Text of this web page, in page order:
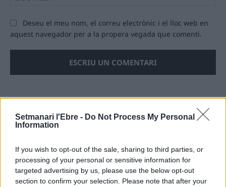
Setmanari l'Ebre - Do Not Process My Personal
Information
If you wish to opt-out of the sale, sharing to third parties, or
processing of your personal or sensitive information for
targeted advertising by us, please use the below opt-out
section to confirm your selection. Please note that after your
Deseu el meu nom, el correu electrònic i el lloc web en
aquest navegador per a la propera vegada que comenti.
ÚLTIMES NOTÍCIES
enguany amb més modistes i gairebé
40 peces a concurs
31 de juliol de 2026